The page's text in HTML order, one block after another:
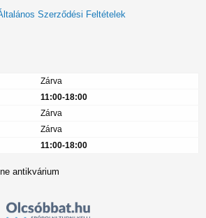
Szerződési Feltételek
Zárva
11:00-18:00
Zárva
Zárva
11:00-18:00
antikvárium